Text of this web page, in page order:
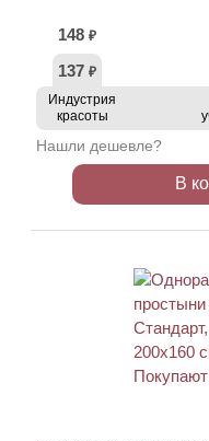
148 ₽
137 ₽
Индустрия
красоты
Нашли дешевле?
В